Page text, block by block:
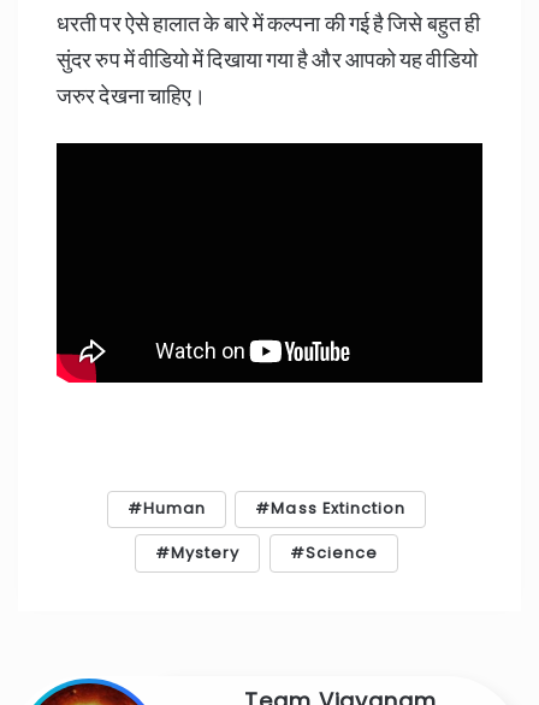
धरती पर ऐसे हालात के बारे में कल्पना की गई है जिसे बहुत ही
सुंदर रुप में वीडियो में दिखाया गया है और आपको यह वीडियो
जरुर देखना चाहिए।
Human Mass Extinction
Mystery Science